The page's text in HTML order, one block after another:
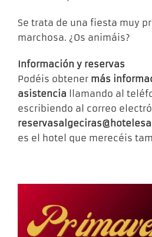
Se trata de una fiesta muy
marchosa. ¿Os animáis?
Información y reservas
Podéis obtener más
asistencia llamando al
escribiendo al correo
es el hotel que merecéis